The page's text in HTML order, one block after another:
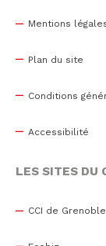
Mentions
Plan du site
Conditions
Accessibilité
LES SITES DU
CCI de Grenoble